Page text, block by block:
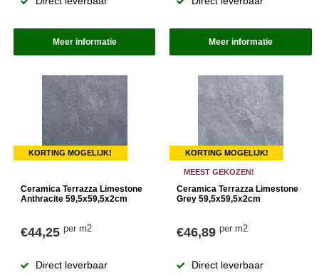
Meer informatie Meer informatie
KORTING MOGELIJK!
Ceramica Terrazza Limestone
Anthracite 59,5x59,5x2cm
€44,25 per m2
Direct leverbaar
KORTING MOGELIJK!
MEEST GEKOZEN!
Ceramica Terrazza Limestone
Grey 59,5x59,5x2cm
€46,89per m2
Direct leverbaar